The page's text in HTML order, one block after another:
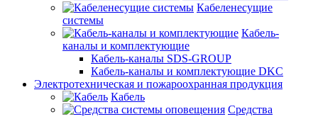
Кабеленесущие
системы
Кабель-
каналы и комплектующие
Кабель-каналы SDS-GROUP
Кабель-каналы и комплектующие DKC
Электротехническая и пожароохранная продукция
Кабель
Средства